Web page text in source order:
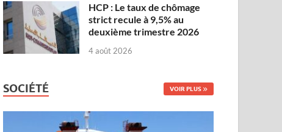
HCP : Le taux de chômage
strict recule à 9,5% au
deuxième trimestre 2026
4 août 2026
SOCIÉTÉ VOIR PLUS